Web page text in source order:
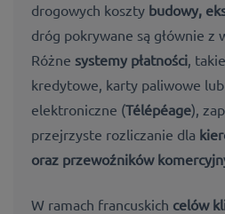
drogowych koszty budowy,
dróg pokrywane są głównie z
Różne systemy płatności,
kredytowe, karty paliwowe
elektroniczne (Télépéage),
przejrzyste rozliczanie dla
oraz przewoźników
W ramach francuskich celów